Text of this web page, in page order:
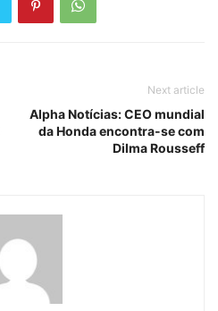
Next article
Alpha Notícias: CEO mundial
da Honda encontra-se com
Dilma Rousseff